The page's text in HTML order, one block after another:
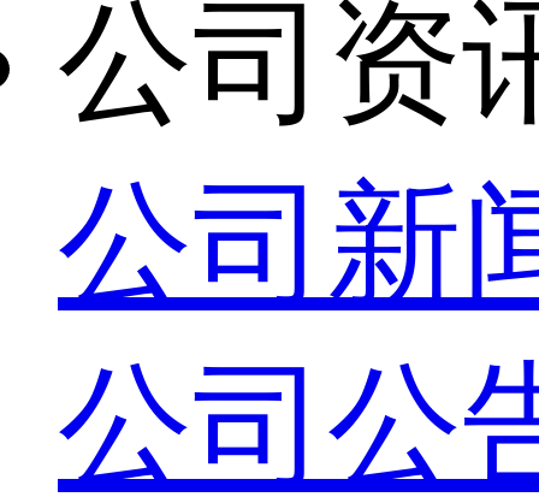
公司资
公司新
公司公